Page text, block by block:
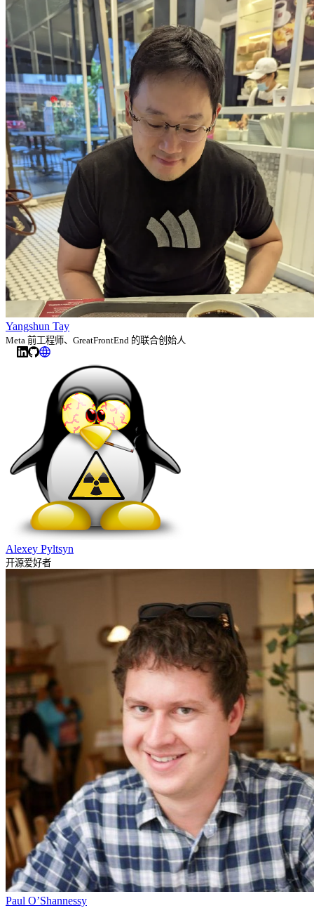
Yangshun Tay
Meta 前工程师、GreatFrontEnd 的联合创始人
Alexey Pyltsyn
开源爱好者
Paul O’Shannessy